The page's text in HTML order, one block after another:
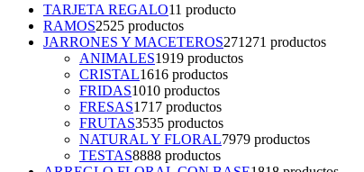
TARJETA REGALO11 producto
RAMOS2525 productos
JARRONES Y MACETEROS271 271 productos
ANIMALES1919 productos
CRISTAL1616 productos
FRIDAS1010 productos
FRESAS1717 productos
FRUTAS3535 productos
NATURAL Y FLORAL7979 productos
TESTAS8888 productos